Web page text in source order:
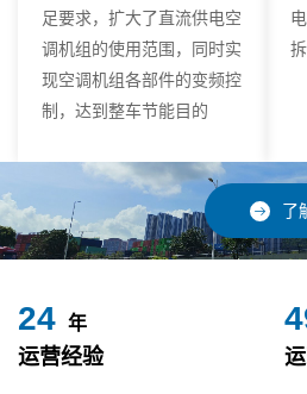
足要求，扩大了直流供电空
调机组的使用范围，同时实
现空调机组各部件的变频控
制，达到整车节能目的
了
24 年
运营经验